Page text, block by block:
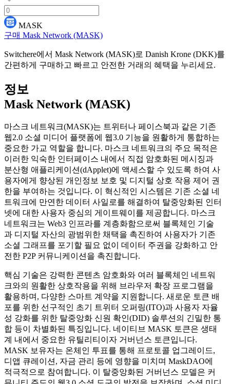
MASK
구매 Mask Network (MASK)
Switchere에서 Mask Network (MASK)로 Danish Krone (DKK)를
간편하게 구매하고 빠르고 안전한 거래의 혜택을 누리세요.
정보
Mask Network (MASK)
마스크 네트워크(MASK)는 트위터나 페이스북과 같은 기존
웹2.0 소셜 미디어 플랫폼에 웹3.0 기능을 원활하게 통합하는
중요한 가교 역할을 합니다. 마스크 네트워크의 주요 목적은
이러한 익숙한 인터페이스 내에서 직접 암호화된 메시징과
분산형 애플리케이션(dApplet)에 액세스할 수 있도록 하여 사
용자에게 향상된 개인정보 보호 및 디지털 상호 작용 제어 권
한을 부여하는 것입니다. 이 혁신적인 시스템은 기존 소셜 네
트워크에 만연한 데이터 사일로를 해결하여 탈중앙화된 인터
넷에 대한 사용자 중심의 게이트웨이를 제공합니다. 마스크
네트워크는 Web3 인프라를 계층화함으로써 블록체인 기술
과 디지털 자산의 광범위한 채택을 촉진하여 사용자가 기존
소셜 그래프를 포기할 필요 없이 데이터 주권을 강화하고 안
전한 P2P 커뮤니케이션을 촉진합니다.
핵심 기술은 강력한 콘텐츠 암호화와 여러 블록체인 네트워
크와의 원활한 상호작용을 위해 브라우저 확장 프로그램을
활용하며, 다양한 스마트 계약을 지원합니다. 새로운 토큰 배
포를 위한 선구적인 초기 트위터 오퍼링(ITO)과 사용자 자율
성 강화를 위한 탈중앙화 신원 확인(DID) 솔루션의 긴밀한 통
합 등이 차별화된 특징입니다. 네이티브 MASK 토큰은 생태
계 내에서 중요한 유틸리티이자 거버넌스 토큰입니다.
MASK 보유자는 온체인 투표를 통해 프로토콜 업그레이드,
디앱 큐레이션, 자금 관리 등에 영향을 미치며 MaskDAO에
적극적으로 참여합니다. 이 탈중앙화된 거버넌스 모델은 커